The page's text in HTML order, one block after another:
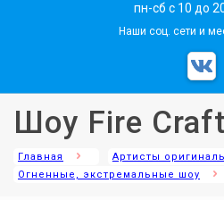
пн-сб с 10 до
Наши соц. сети и
Шоу Fire Craft
Главная
Артисты
Огненные, экстремальные шоу